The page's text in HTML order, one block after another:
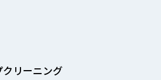
リーニング